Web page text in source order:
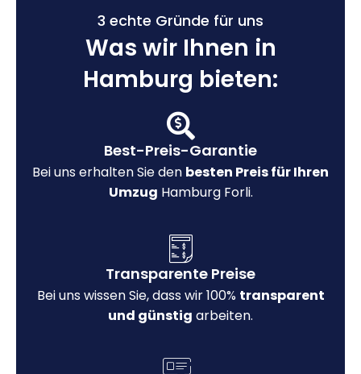
3 echte Gründe für uns
Was wir Ihnen in
Hamburg bieten:
Best-Preis-Garantie
Bei uns erhalten Sie den besten Preis für Ihren
Umzug Hamburg Forli.
Transparente Preise
Bei uns wissen Sie, dass wir 100% transparent
und günstig arbeiten.